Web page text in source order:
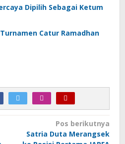
Dipilih Sebagai Ketum
Catur Ramadhan
Pos berikutnya
Satria Duta Merangsek